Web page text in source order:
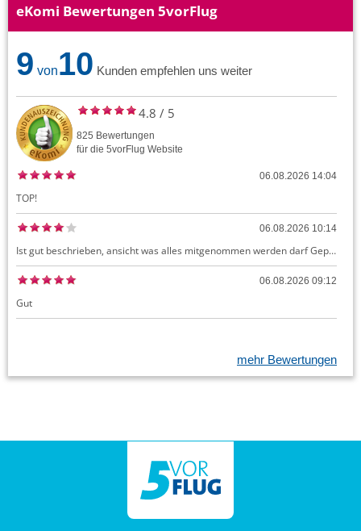
eKomi Bewertungen 5vorFlug
9 von10 Kunden empfehlen uns weiter
4.8 / 5
825 Bewertungen
für die 5vorFlug Website
06.08.2026 14:04
TOP!
06.08.2026 10:14
Ist gut beschrieben, ansicht was alles mitgenommen werden darf Gepäck dürfte auch kostenloses Handgepäck umfassen, ansonsten sehr easy zu machen
06.08.2026 09:12
Gut
mehr Bewertungen